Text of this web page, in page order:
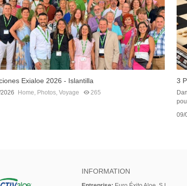
Exialoe 2026 - Islantilla
Home Photos, Voyage 265
3
09/
INFORMATION